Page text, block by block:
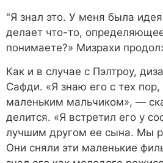
"Я знал это. У меня была
делает что-то,
понимаете?» Мизрахи
Как и в случае с Пэлтроу,
Сафди. «Я знаю его с тех
маленьким мальчиком», —
делится. «Я встретил его у
лучшим другом ее сына. Мы
Они сняли эти маленькие